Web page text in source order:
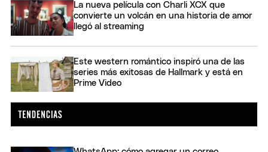
La nueva película con Charli XCX que
convierte un volcán en una historia de amor
llegó al streaming
Este western romántico inspiró una de las
series más exitosas de Hallmark y está en
Prime Video